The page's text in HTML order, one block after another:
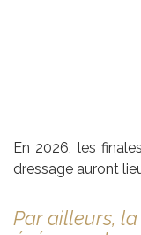
En 2026, les
dressage auront
Par ailleurs,